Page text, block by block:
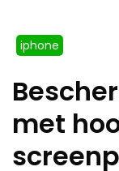
iphone
met